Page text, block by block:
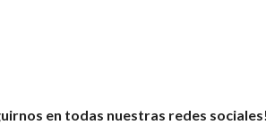
en todas nuestras redes